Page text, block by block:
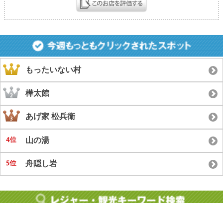
もったいない村
樺太館
あげ家 松兵衛
山の湯
舟隠し岩